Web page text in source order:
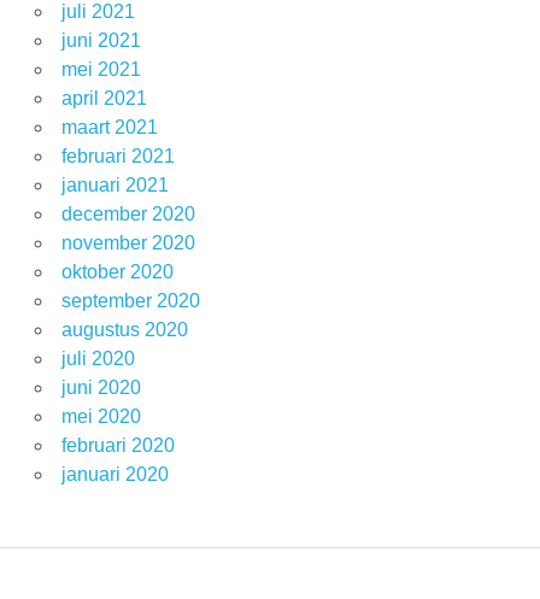
juli 2021
juni 2021
mei 2021
april 2021
maart 2021
februari 2021
januari 2021
december 2020
november 2020
oktober 2020
september 2020
augustus 2020
juli 2020
juni 2020
mei 2020
februari 2020
januari 2020